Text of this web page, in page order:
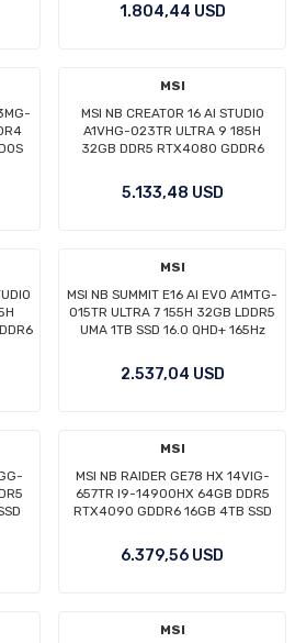
1.804,44 USD
MSI
MSI NB CREATOR 16 AI STUDIO
A1VHG-023TR ULTRA 9 185H
32GB DDR5 RTX4080 GDDR6
W11P
5.133,48 USD
MSI
MSI NB SUMMIT E16 AI EVO A1MTG-
015TR ULTRA 7 155H 32GB LDDR5
UMA 1TB SSD 16.0 QHD+ 165Hz
2.537,04 USD
MSI
MSI NB RAIDER GE78 HX 14VIG-
657TR I9-14900HX 64GB DDR5
RTX4090 GDDR6 16GB 4TB SSD
6.379,56 USD
MSI